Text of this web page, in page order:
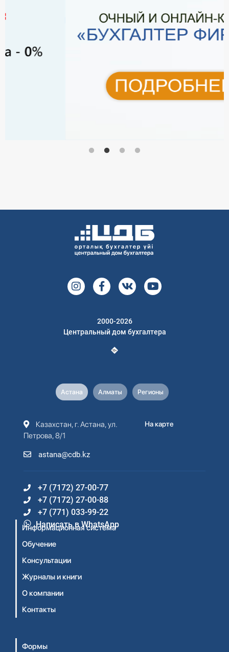
2000-2026
Центральный дом бухгалтера
Астана Алматы Регионы
Казахстан, г. Астана, ул.
Петрова, 8/1
astana@cdb.kz
На карте
+7 (7172) 27-00-77
+7 (7172) 27-00-88
+7 (771) 033-99-22
Написать в WhatsApp
Информационная система
Обучение
Консультации
Журналы и книги
О компании
Контакты
Формы